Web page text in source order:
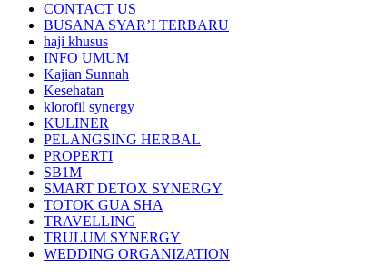
CONTACT US
BUSANA SYAR’I TERBARU
haji khusus
INFO UMUM
Kajian Sunnah
Kesehatan
klorofil synergy
KULINER
PELANGSING HERBAL
PROPERTI
SB1M
SMART DETOX SYNERGY
TOTOK GUA SHA
TRAVELLING
TRULUM SYNERGY
WEDDING ORGANIZATION